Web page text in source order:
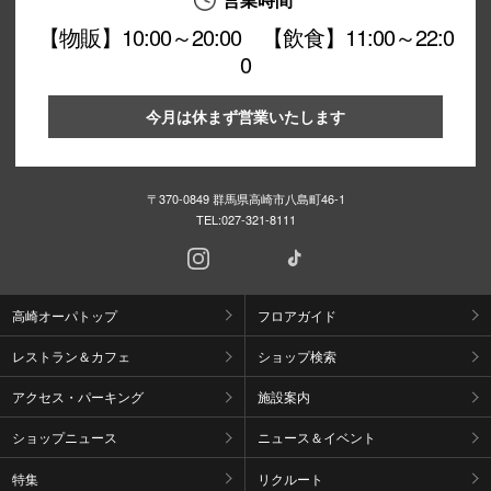
【物販】10:00～20:00 【飲食】11:00～22:0
0
今月は休まず営業いたします
〒370-0849 群馬県高崎市八島町46-1
TEL:027-321-8111
高崎オーパトップ フロアガイド
レストラン＆カフェ ショップ検索
アクセス・パーキング 施設案内
ショップニュース ニュース＆イベント
特集 リクルート